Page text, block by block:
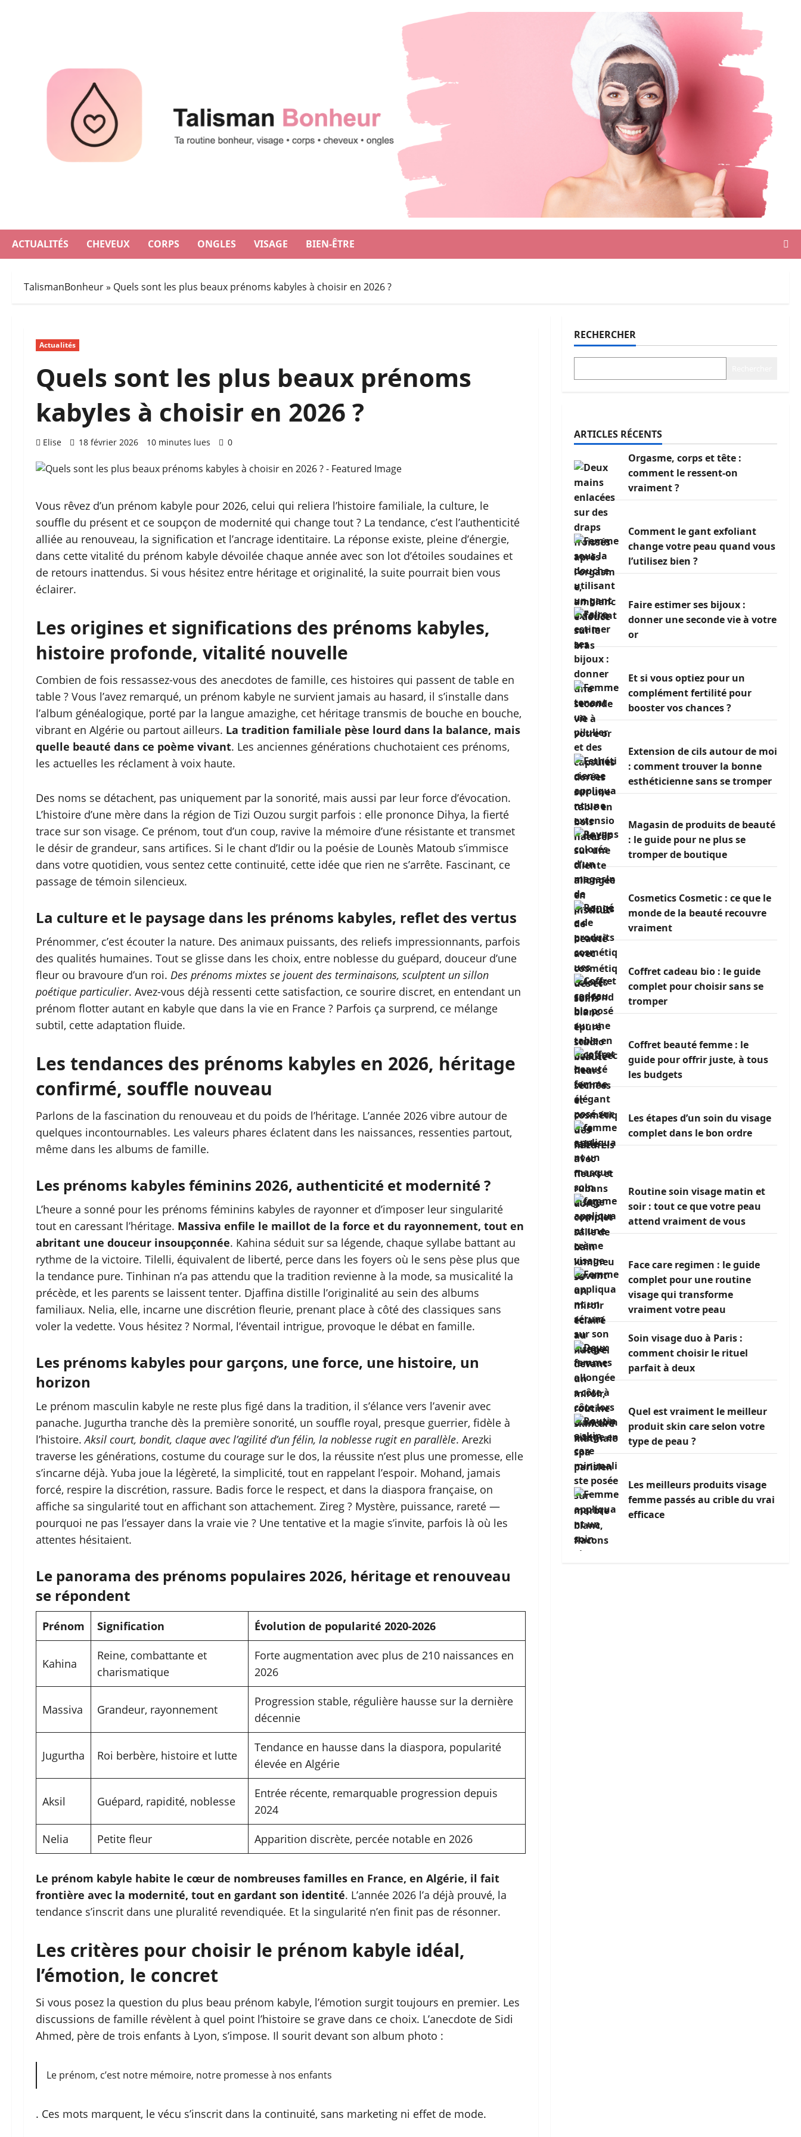
ACTUALITÉS CHEVEUX CORPS ONGLES VISAGE BIEN-ÊTRE
TalismanBonheur» Quels sont les plus beaux prénoms kabyles à choisir en 2026 ?
Actualités
Quels sont les plus beaux prénoms
kabyles à choisir en 2026 ?
Elise 18 février 2026 10 minutes lues 0
Vous rêvez d’un prénom kabyle pour 2026, celui qui reliera l’histoire familiale, la culture, le
souffle du présent et ce soupçon de modernité qui change tout ? La tendance, c’est l’authenticité
alliée au renouveau, la signification et l’ancrage identitaire. La réponse existe, pleine d’énergie,
dans cette vitalité du prénom kabyle dévoilée chaque année avec son lot d’étoiles soudaines et
de retours inattendus. Si vous hésitez entre héritage et originalité, la suite pourrait bien vous
éclairer.
Les origines et significations des prénoms kabyles,
histoire profonde, vitalité nouvelle
Combien de fois ressassez-vous des anecdotes de famille, ces histoires qui passent de table en
table ? Vous l’avez remarqué, un prénom kabyle ne survient jamais au hasard, il s’installe dans
l’album généalogique, porté par la langue amazighe, cet héritage transmis de bouche en bouche,
vibrant en Algérie ou partout ailleurs. La tradition familiale pèse lourd dans la balance, mais
quelle beauté dans ce poème vivant. Les anciennes générations chuchotaient ces prénoms,
les actuelles les réclament à voix haute.
Des noms se détachent, pas uniquement par la sonorité, mais aussi par leur force d’évocation.
L’histoire d’une mère dans la région de Tizi Ouzou surgit parfois : elle prononce Dihya, la fierté
trace sur son visage. Ce prénom, tout d’un coup, ravive la mémoire d’une résistante et transmet
le désir de grandeur, sans artifices. Si le chant d’Idir ou la poésie de Lounès Matoub s’immisce
dans votre quotidien, vous sentez cette continuité, cette idée que rien ne s’arrête. Fascinant, ce
passage de témoin silencieux.
La culture et le paysage dans les prénoms kabyles, reflet des vertus
Prénommer, c’est écouter la nature. Des animaux puissants, des reliefs impressionnants, parfois
des qualités humaines. Tout se glisse dans les choix, entre noblesse du guépard, douceur d’une
fleur ou bravoure d’un roi. Des prénoms mixtes se jouent des terminaisons, sculptent un sillon
poétique particulier. Avez-vous déjà ressenti cette satisfaction, ce sourire discret, en entendant un
prénom flotter autant en kabyle que dans la vie en France ? Parfois ça surprend, ce mélange
subtil, cette adaptation fluide.
Les tendances des prénoms kabyles en 2026, héritage
confirmé, souffle nouveau
Parlons de la fascination du renouveau et du poids de l’héritage. L’année 2026 vibre autour de
quelques incontournables. Les valeurs phares éclatent dans les naissances, ressenties partout,
même dans les albums de famille.
Les prénoms kabyles féminins 2026, authenticité et modernité ?
L’heure a sonné pour les prénoms féminins kabyles de rayonner et d’imposer leur singularité
tout en caressant l’héritage. Massiva enfile le maillot de la force et du rayonnement, tout en
abritant une douceur insoupçonnée. Kahina séduit sur sa légende, chaque syllabe battant au
rythme de la victoire. Tilelli, équivalent de liberté, perce dans les foyers où le sens pèse plus que
la tendance pure. Tinhinan n’a pas attendu que la tradition revienne à la mode, sa musicalité la
précède, et les parents se laissent tenter. Djaffina distille l’originalité au sein des albums
familiaux. Nelia, elle, incarne une discrétion fleurie, prenant place à côté des classiques sans
voler la vedette. Vous hésitez ? Normal, l’éventail intrigue, provoque le débat en famille.
Les prénoms kabyles pour garçons, une force, une histoire, un
horizon
Le prénom masculin kabyle ne reste plus figé dans la tradition, il s’élance vers l’avenir avec
panache. Jugurtha tranche dès la première sonorité, un souffle royal, presque guerrier, fidèle à
l’histoire.Aksil court, bondit, claque avec l’agilité d’un félin, la noblesse rugit en parallèle. Arezki
traverse les générations, costume du courage sur le dos, la réussite n’est plus une promesse, elle
s’incarne déjà. Yuba joue la légèreté, la simplicité, tout en rappelant l’espoir. Mohand, jamais
forcé, respire la discrétion, rassure. Badis force le respect, et dans la diaspora française, on
affiche sa singularité tout en affichant son attachement. Zireg ? Mystère, puissance, rareté —
pourquoi ne pas l’essayer dans la vraie vie ? Une tentative et la magie s’invite, parfois là où les
attentes hésitaient.
Le panorama des prénoms populaires 2026, héritage et renouveau
se répondent
Prénom Signification Évolution de popularité 2020-2026
Kahina
Reine, combattante et
charismatique
Forte augmentation avec plus de 210 naissances en
2026
Massiva Grandeur, rayonnement
Progression stable, régulière hausse sur la dernière
décennie
Jugurtha Roi berbère, histoire et lutte
Tendance en hausse dans la diaspora, popularité
élevée en Algérie
Aksil Guépard, rapidité, noblesse
Entrée récente, remarquable progression depuis
2024
Nelia Petite fleur Apparition discrète, percée notable en 2026
Le prénom kabyle habite le cœur de nombreuses familles en France, en Algérie, il fait
frontière avec la modernité, tout en gardant son identité. L’année 2026 l’a déjà prouvé, la
tendance s’inscrit dans une pluralité revendiquée. Et la singularité n’en finit pas de résonner.
Les critères pour choisir le prénom kabyle idéal,
l’émotion, le concret
Si vous posez la question du plus beau prénom kabyle, l’émotion surgit toujours en premier. Les
discussions de famille révèlent à quel point l’histoire se grave dans ce choix. L’anecdote de Sidi
Ahmed, père de trois enfants à Lyon, s’impose. Il sourit devant son album photo :
Le prénom, c’est notre mémoire, notre promesse à nos enfants
. Ces mots marquent, le vécu s’inscrit dans la continuité, sans marketing ni effet de mode.
RECHERCHER
ARTICLES RÉCENTS
Orgasme, corps et tête :
comment le ressent-on
vraiment ?
Comment le gant exfoliant
change votre peau quand vous
l’utilisez bien ?
Faire estimer ses bijoux :
donner une seconde vie à votre
or
Et si vous optiez pour un
complément fertilité pour
booster vos chances ?
Extension de cils autour de moi
: comment trouver la bonne
esthéticienne sans se tromper
Magasin de produits de beauté
: le guide pour ne plus se
tromper de boutique
Cosmetics Cosmetic : ce que le
monde de la beauté recouvre
vraiment
Coffret cadeau bio : le guide
complet pour choisir sans se
tromper
Coffret beauté femme : le
guide pour offrir juste, à tous
les budgets
Les étapes d’un soin du visage
complet dans le bon ordre
Routine soin visage matin et
soir : tout ce que votre peau
attend vraiment de vous
Face care regimen : le guide
complet pour une routine
visage qui transforme
vraiment votre peau
Soin visage duo à Paris :
comment choisir le rituel
parfait à deux
Quel est vraiment le meilleur
produit skin care selon votre
type de peau ?
Les meilleurs produits visage
femme passés au crible du vrai
efficace